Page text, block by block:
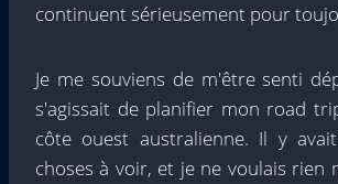
continuent sérieusement pour
Je me souviens de m'être senti
s'agissait de planifier mon road
côte ouest australienne. Il y
choses à voir, et je ne voulais rien